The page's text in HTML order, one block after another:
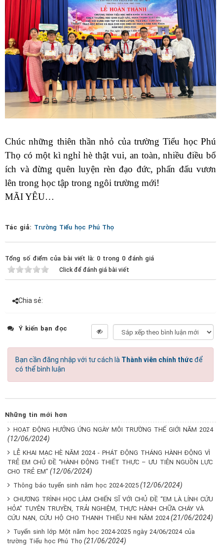
Chúc những thiên thần nhỏ của trường Tiểu học Phú
Thọ có một kì nghỉ hè thật vui, an toàn, nhiều điều bổ
ích và đừng quên luyện rèn đạo đức, phấn đấu vươn
lên trong học tập trong ngôi trường mới!
MÃI YÊU…
Tác giả: Trường Tiểu học Phú Thọ
Tổng số điểm của bài viết là: 0 trong 0 đánh giá
Click để đánh giá bài viết
Chia sẻ:
Ý kiến bạn đọc
Bạn cần đăng nhập với tư cách là Thành viên chính thứcđể
có thể bình luận
Những tin mới hơn
HOẠT ĐỘNG HƯỞNG ỨNG NGÀY MÔI TRƯỜNG THẾ GIỚI NĂM 2024
(12/06/2024)
LỄ KHAI MẠC HÈ NĂM 2024 - PHÁT ĐỘNG THÁNG HÀNH ĐỘNG VÌ
TRẺ EM CHỦ ĐỀ “HÀNH ĐỘNG THIẾT THỰC – ƯU TIÊN NGUỒN LỰC
CHO TRẺ EM” (12/06/2024)
Thông báo tuyển sinh năm học 2024-2025 (12/06/2024)
CHƯƠNG TRÌNH HỌC LÀM CHIẾN SĨ VỚI CHỦ ĐỀ “EM LÀ LÍNH CỨU
HỎA” TUYÊN TRUYỀN, TRẢI NGHIỆM, THỰC HÀNH CHỮA CHÁY VÀ
CỨU NẠN, CỨU HỘ CHO THANH THIẾU NHI NĂM 2024 (21/06/2024)
Tuyển sinh lớp Một năm học 2024-2025 ngày 24/06/2024 của
trường Tiểu học Phú Thọ (21/06/2024)